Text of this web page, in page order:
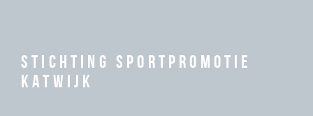
Stichting Sportpromotie
Katwijk